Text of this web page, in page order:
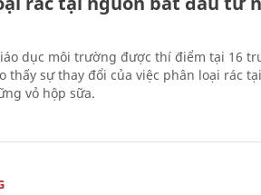
dục môi trường được thí điểm tại 16
thấy sự thay đổi của việc phân loại rác
vỏ hộp sữa.